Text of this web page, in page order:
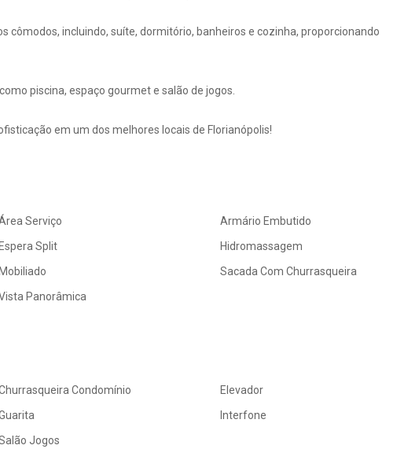
cômodos, incluindo, suíte, dormitório, banheiros e cozinha, proporcionando
piscina, espaço gourmet e salão de jogos.
em um dos melhores locais de Florianópolis!
Serviço
Armário Embutido
Espera Split
Hidromassagem
Mobiliado
Sacada Com Churrasqueira
Panorâmica
Condomínio
Elevador
Interfone
Jogos